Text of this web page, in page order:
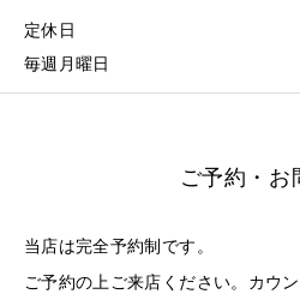
定休日
毎週月曜日
ご予約・お
当店は完全予約制です。
ご予約の上ご来店ください。カウ